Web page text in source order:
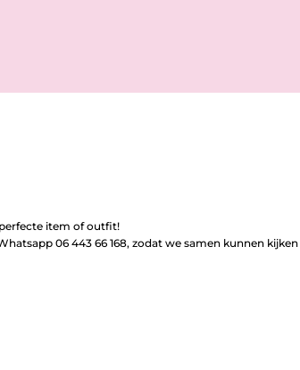
item of outfit!
06 443 66 168, zodat we samen kunnen